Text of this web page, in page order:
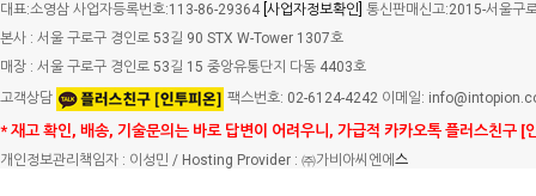
대표:소영삼 사업자등록번호:113-86-29364 [사업자정보확인] 통신판매신고:2015-서울구
본사 : 서울 구로구 경인로 53길 90 STX W-Tower 1307호
매장 : 서울 구로구 경인로 53길 15 중앙유통단지 다동 4403호
고객상담
팩스번호: 02-6124-4242 이메일:
* 재고 확인, 배송, 기술문의는 바로 답변이 어려우니, 가급적 카카오톡 플러스친구 [
개인정보관리책임자 : 이성민 / Hosting Provider : ㈜가비아씨엔에 스